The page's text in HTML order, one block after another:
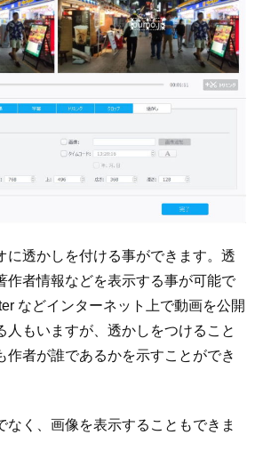
に透かしを付ける事ができます。透
作者情報などを表示する事が可能で
などインターネット上で動画を公開
人もいますが、透かしをつけること
作者が誰であるかを示すことができ
なく、画像を表示することもできま